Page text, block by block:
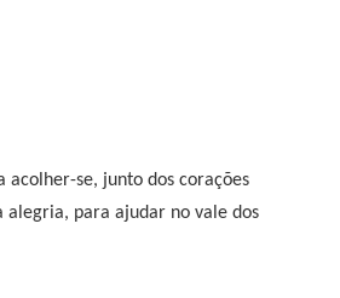
acolher-se, junto dos corações
alegria, para ajudar no vale dos